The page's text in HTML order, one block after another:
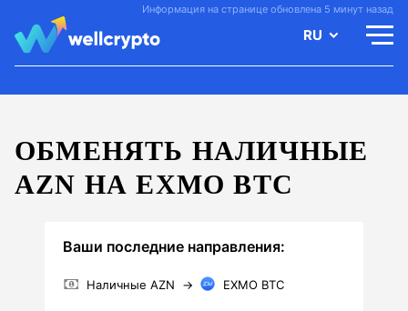
Информация на странице обновлена 5 минут назад
RU
ОБМЕНЯТЬ НАЛИЧНЫЕ
AZN НА EXMO BTC
Ваши последние направления:
Наличные AZN → EXMO BTC